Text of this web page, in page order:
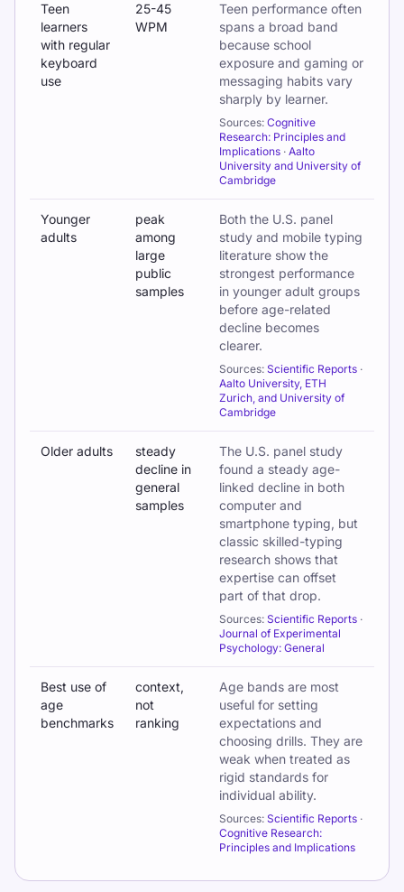
Teen
learners
with regular
keyboard
use
25-45
WPM
Teen performance often
spans a broad band
because school
exposure and gaming or
messaging habits vary
sharply by learner.
Sources: Cognitive
Research: Principles and
Implications · Aalto
University and University of
Cambridge
Younger
adults
peak
among
large
public
samples
Both the U.S. panel
study and mobile typing
literature show the
strongest performance
in younger adult groups
before age-related
decline becomes
clearer.
Sources: Scientific Reports ·
Aalto University, ETH
Zurich, and University of
Cambridge
Older adults
steady
decline in
general
samples
The U.S. panel study
found a steady age-
linked decline in both
computer and
smartphone typing, but
classic skilled-typing
research shows that
expertise can offset
part of that drop.
Sources: Scientific Reports ·
Journal of Experimental
Psychology: General
Best use of
age
benchmarks
context,
not
ranking
Age bands are most
useful for setting
expectations and
choosing drills. They are
weak when treated as
rigid standards for
individual ability.
Sources: Scientific Reports ·
Cognitive Research:
Principles and Implications